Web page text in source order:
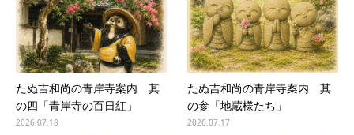
たぬ吉和尚の青岸寺案内 其
の四「青岸寺の百日紅」
2026.07.18
たぬ吉和尚の青岸寺案内 其
の参「地蔵様たち」
2026.07.17